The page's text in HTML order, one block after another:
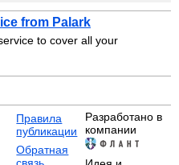
from Palark
to cover all your
Правила
публикации
Обратная
Разработано в
компании